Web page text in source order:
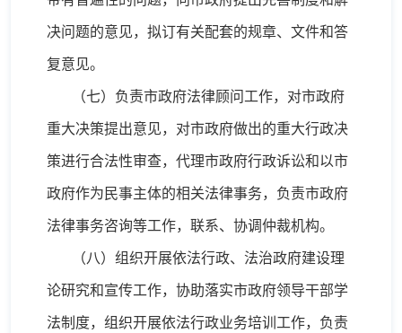
决问题的意见，拟订有关配套的规章、文件和答
复意见。
（七）负责市政府法律顾问工作，对市政府
重大决策提出意见，对市政府做出的重大行政决
策进行合法性审查，代理市政府行政诉讼和以市
政府作为民事主体的相关法律事务，负责市政府
法律事务咨询等工作，联系、协调仲裁机构。
（八）组织开展依法行政、法治政府建设理
论研究和宣传工作，协助落实市政府领导干部学
法制度，组织开展依法行政业务培训工作，负责